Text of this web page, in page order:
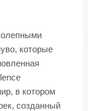
которые
в котором
созданный